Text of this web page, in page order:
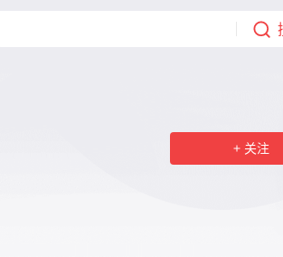
关注